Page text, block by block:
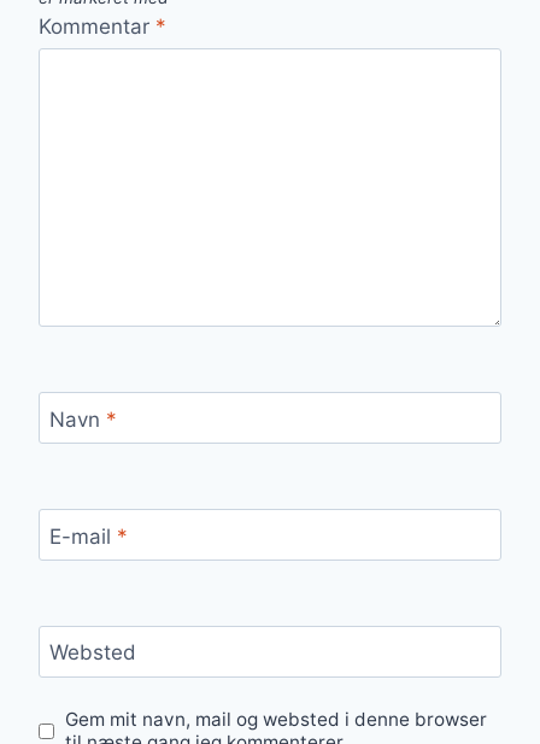
Kommentar *
Navn *
E-mail *
Websted
Gem mit navn, mail og websted i denne browser